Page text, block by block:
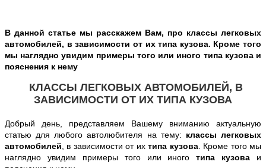
В данной статье мы расскажем Вам, про классы легковых
автомобилей, в зависимости от их типа кузова. Кроме того
мы наглядно увидим примеры того или иного типа кузова и
пояснения к нему
КЛАССЫ ЛЕГКОВЫХ АВТОМОБИЛЕЙ, В
ЗАВИСИМОСТИ ОТ ИХ ТИПА КУЗОВА
Добрый день, представляем Вашему вниманию актуальную
статью для любого автолюбителя на тему: классы легковых
автомобилей , в зависимости от ихтипа кузова. Кроме того мы
наглядно увидим примеры того или иноготипа кузова и